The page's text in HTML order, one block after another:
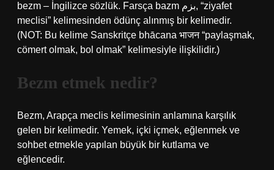
bezm – İngilizce sözlük. Farsça bazm بزم, “ziyafet
meclisi” kelimesinden ödünç alınmış bir kelimedir.
(NOT: Bu kelime Sanskritçe bhācana भाजन “paylaşmak,
cömert olmak, bol olmak” kelimesiyle ilişkilidir.)
Bezm etmek nedir?
Bezm, Arapça meclis kelimesinin anlamına karşılık
gelen bir kelimedir. Yemek, içki içmek, eğlenmek ve
sohbet etmekle yapılan büyük bir kutlama ve
eğlencedir.